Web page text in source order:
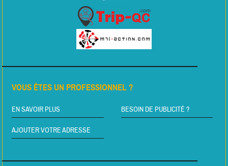
VOUS ÊTES UN PROFESSIONNEL ?
EN SAVOIR PLUS BESOIN DE PUBLICITÉ ?
AJOUTER VOTRE ADRESSE